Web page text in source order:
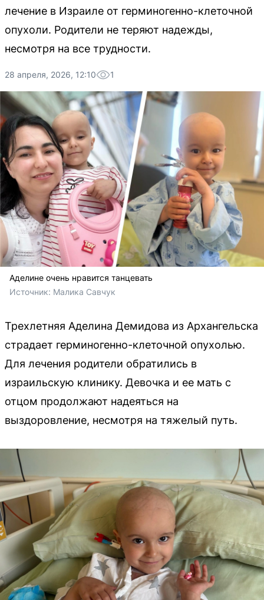
лечение в Израиле от герминогенно-клеточной
опухоли. Родители не теряют надежды,
несмотря на все трудности.
28 апреля, 2026, 12:10 1
Аделине очень нравится танцевать
Источник: Малика Савчук
Трехлетняя Аделина Демидова из Архангельска
страдает герминогенно-клеточной опухолью.
Для лечения родители обратились в
израильскую клинику. Девочка и ее мать с
отцом продолжают надеяться на
выздоровление, несмотря на тяжелый путь.